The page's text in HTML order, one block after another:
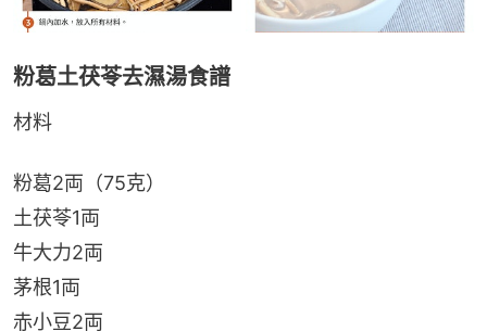
粉葛土茯苓去濕湯食譜
材料
粉葛2両（75克）
土茯苓1両
牛大力2両
茅根1両
赤小豆2両